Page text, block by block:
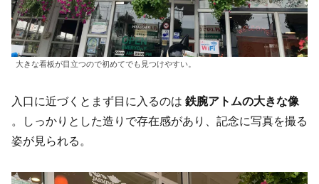
大きな看板が目立つので初めてでも見つけやすい。
入口に近づくとまず目に入るのは 鉄腕アトムの大きな像
。しっかりとした造りで存在感があり、記念に写真を撮る
姿が見られる。